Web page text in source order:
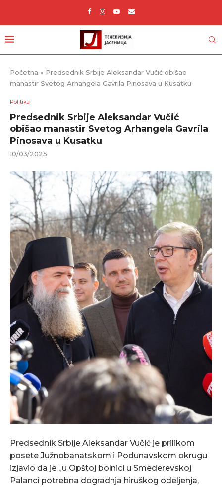
Početna » Predsednik Srbije Aleksandar Vučić obišao
manastir Svetog Arhangela Gavrila Pinosava u Kusatku
Politika
Predsednik Srbije Aleksandar Vučić
obišao manastir Svetog Arhangela Gavrila
Pinosava u Kusatku
10/03/2025
Predsednik Srbije Aleksandar Vučić je prilikom
posete Južnobanatskom i Podunavskom okrugu
izjavio da je „u Opštoj bolnici u Smederevskoj
Palanci potrebna dogradnja hiruškog odeljenja,